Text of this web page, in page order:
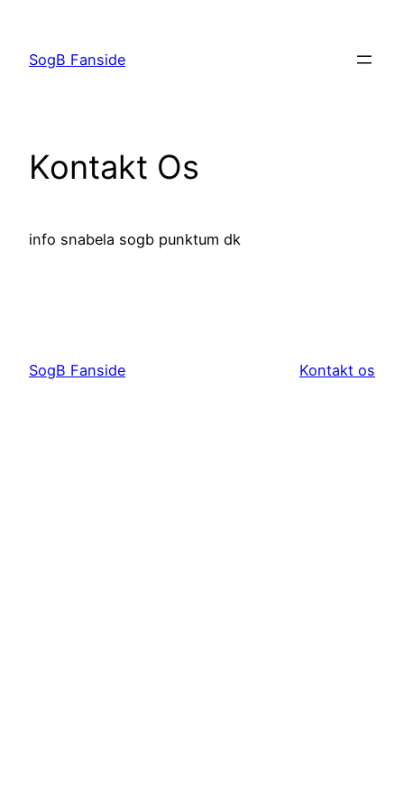
indhold
SogB Fanside
Kontakt Os
info snabela sogb punktum dk
SogB Fanside Kontakt os